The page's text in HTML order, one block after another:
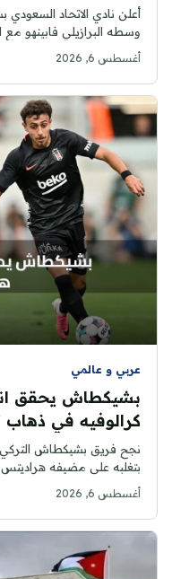
أعلن نادي الاتحاد
وسطه البرازيلي فابينهو
أغسطس 6, 2026
عربي و عالمي
بشيكطاش يحقق
كرالوفيه في ذهاب
نجح فريق بشيكطاش
بتغلبه على مضيفه
أغسطس 6, 2026